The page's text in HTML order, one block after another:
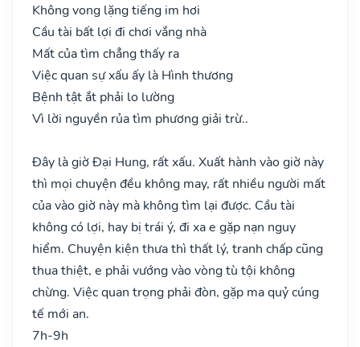
Không vong lặng tiếng im hơi
Cầu tài bất lợi đi chơi vắng nhà
Mất của tìm chẳng thấy ra
Việc quan sự xấu ấy là Hình thương
Bệnh tật ắt phải lo lường
Vì lời nguyền rủa tìm phương giải trừ..
Đây là giờ Đại Hung, rất xấu. Xuất hành vào giờ này
thì mọi chuyện đều không may, rất nhiều người mất
của vào giờ này mà không tìm lại được. Cầu tài
không có lợi, hay bị trái ý, đi xa e gặp nạn nguy
hiểm. Chuyện kiện thưa thì thất lý, tranh chấp cũng
thua thiệt, e phải vướng vào vòng tù tội không
chừng. Việc quan trọng phải đòn, gặp ma quỷ cúng
tế mới an.
7h-9h